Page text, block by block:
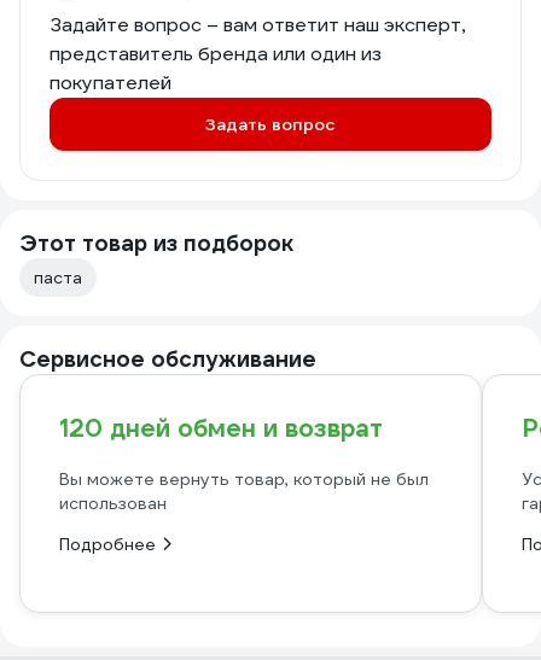
Задайте вопрос – вам ответит наш эксперт,
представитель бренда или один из
покупателей
Задать вопрос
Этот товар из подборок
паста
Сервисное обслуживание
120 дней обмен и возврат
Вы можете вернуть товар, который не был
использован
Подробнее